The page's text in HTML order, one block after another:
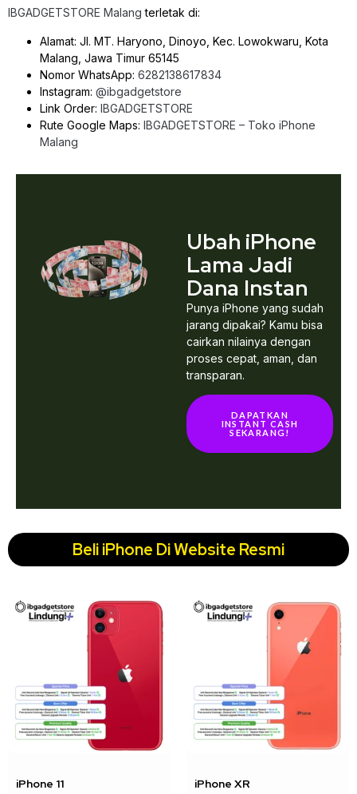
IBGADGETSTORE Malang terletak di:
Alamat: Jl. MT. Haryono, Dinoyo, Kec. Lowokwaru, Kota
Malang, Jawa Timur 65145
Nomor WhatsApp: 6282138617834
Instagram: @ibgadgetstore
Link Order: IBGADGETSTORE
Rute Google Maps: IBGADGETSTORE – Toko iPhone
Malang
Ubah iPhone
Lama Jadi
Dana Instan
Punya iPhone yang sudah
jarang dipakai? Kamu bisa
cairkan nilainya dengan
proses cepat, aman, dan
transparan.
DAPATKAN
INSTANT CASH
SEKARANG!
Beli iPhone Di Website Resmi
iPhone 11 iPhone XR